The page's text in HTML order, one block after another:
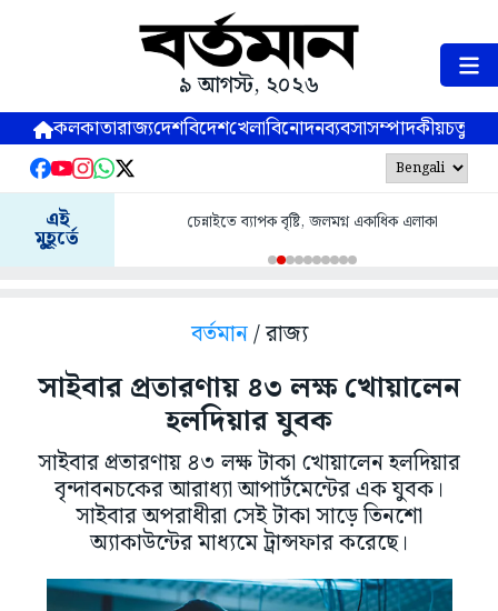
৯ আগস্ট, ২০২৬
কলকাতারাজ্যদেশবিদেশখেলাবিনোদনব্যবসাসম্পাদকীয়
এই
মুহূর্তে
চেন্নাইতে ব্যাপক বৃষ্টি, জলমগ্ন একাধিক এলাকা
বর্তমান/ রাজ্য
সাইবার প্রতারণায় ৪৩ লক্ষ খোয়ালেন
হলদিয়ার যুবক
সাইবার প্রতারণায় ৪৩ লক্ষ টাকা খোয়ালেন হলদিয়ার
বৃন্দাবনচকের আরাধ্যা আপার্টমেন্টের এক যুবক।
সাইবার অপরাধীরা সেই টাকা সাড়ে তিনশো
অ্যাকাউন্টের মাধ্যমে ট্রান্সফার করেছে।